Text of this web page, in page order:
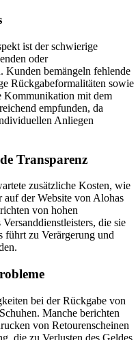
ist der schwierige
oder
Kunden bemängeln fehlende
Rückgabeformalitäten sowie
Kommunikation mit dem
empfunden, da
Anliegen
Transparenz
zusätzliche Kosten, wie
der Website von Alohas
von hohen
die sie
führt zu Verärgerung und
bei der Rückgabe von
Manche berichten
von Retourenscheinen
die zu Verlusten des Geldes